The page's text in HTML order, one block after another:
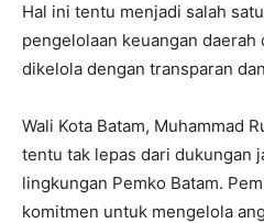
Hal ini tentu menjadi salah
pengelolaan keuangan daerah
dikelola dengan transparan
Wali Kota Batam, Muhammad
tentu tak lepas dari dukungan
lingkungan Pemko Batam.
komitmen untuk mengelola